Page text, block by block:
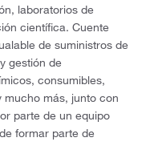
laboratorios de
científica. Cuente
de suministros de
gestión de
consumibles,
mucho más, junto con
parte de un equipo
formar parte de